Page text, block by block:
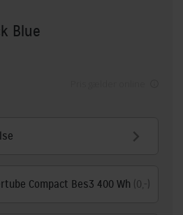
Blue
Compact Bes3 400 Wh (0,-)